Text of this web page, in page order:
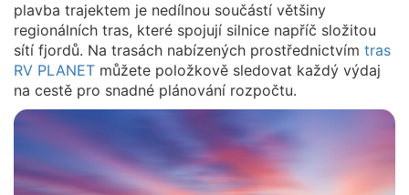
plavba trajektem je nedílnou součástí většiny
regionálních tras, které spojují silnice napříč složitou
sítí fjordů. Na trasách nabízených prostřednictvím tras
RV PLANET můžete položkově sledovat každý výdaj
na cestě pro snadné plánování rozpočtu.